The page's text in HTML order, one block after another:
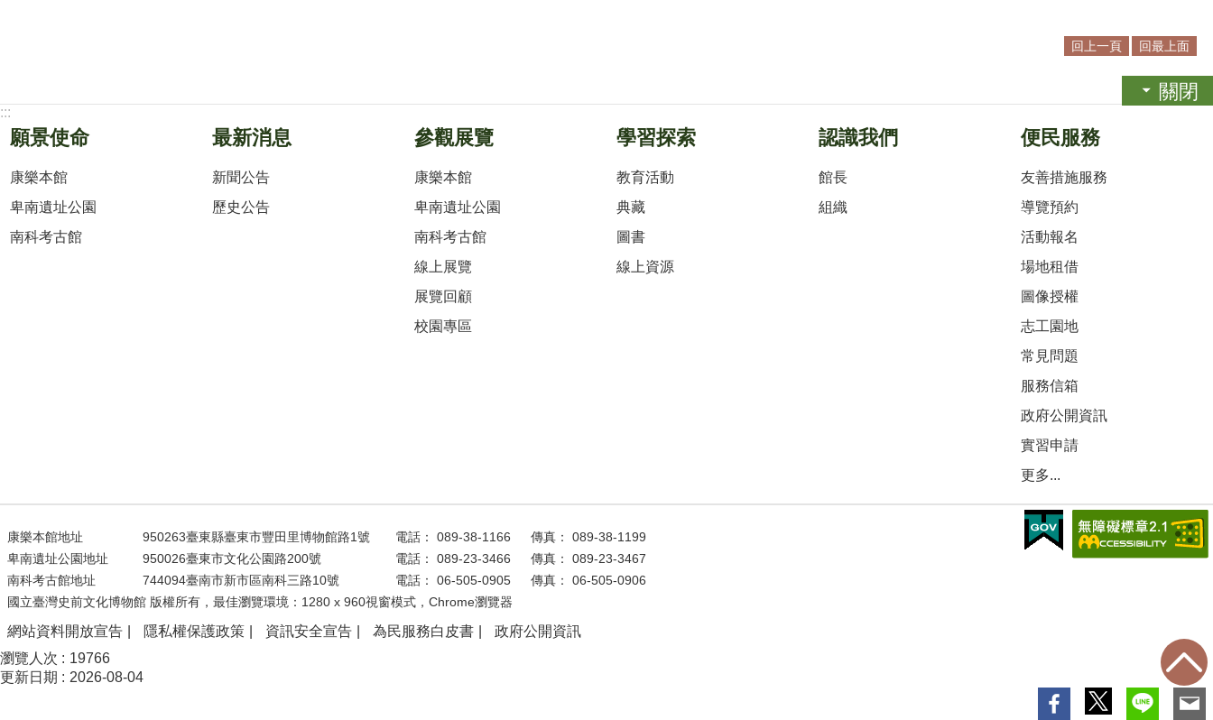
回上一頁 回最上面
關閉
:::
願景使命
康樂本館
卑南遺址公園
南科考古館
最新消息
新聞公告
歷史公告
參觀展覽
康樂本館
卑南遺址公園
南科考古館
線上展覽
展覽回顧
校園專區
學習探索
教育活動
典藏
圖書
線上資源
認識我們
館長
組織
便民服務
友善措施服務
導覽預約
活動報名
場地租借
圖像授權
志工園地
常見問題
服務信箱
政府公開資訊
實習申請
更多...
康樂本館地址 950263臺東縣臺東市豐田里博物館路1號 電話： 089-38-1166
傳真： 089-38-1199
卑南遺址公園地址
950026臺東市文化公園路200號 電話： 089-23-3466
傳真： 089-23-3467
南科考古館地址
744094臺南市新市區南科三路10號 電話： 06-505-0905
傳真： 06-505-0906
國立臺灣史前文化博物館 版權所有，最佳瀏覽環境：1280 x 960視窗模式，Chrome瀏覽器
網站資料開放宣告 隱私權保護政策 資訊安全宣告 為民服務白皮書
政府公開資訊
瀏覽人次
19766
更新日期
2026-08-04